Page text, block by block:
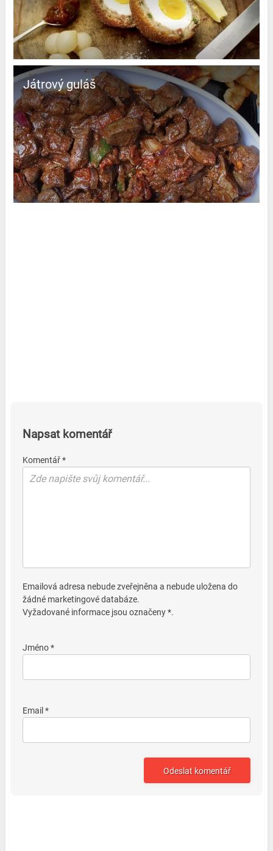
Játrový guláš
Napsat komentář
Komentář *
Emailová adresa nebude zveřejněna a nebude uložena do
žádné marketingové databáze.
Vyžadované informace jsou označeny *.
Jméno *
Email *